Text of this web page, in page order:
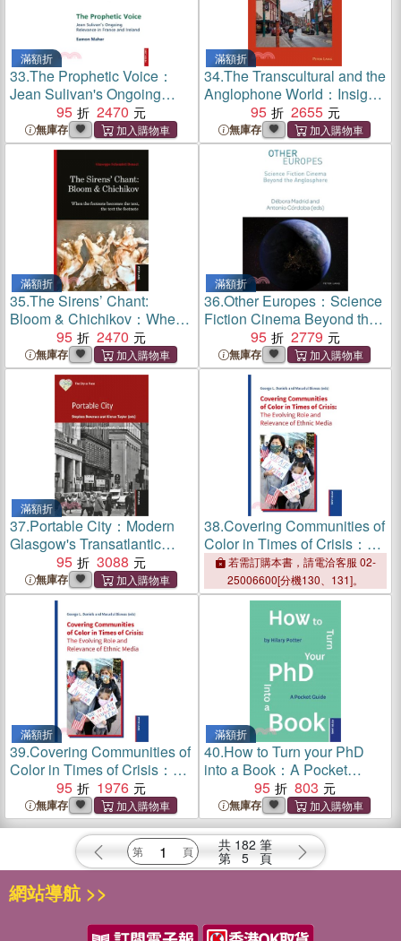
滿額折
33.The Prophetic Voice：
Jean Sulivan's Ongoing
Relevance in France and
Ireland
95 2470
無庫存
滿額折
34.The Transcultural and the
Anglophone World：Insights
from Contemporary Cultural
and Literary Studies
95 2655
無庫存
滿額折
35.The Sirens’ Chant:
Bloom & Chichikov：When
the footnote becomes the
text, the text the footnote
95 2470
無庫存
滿額折
36.Other Europes：Science
Fiction Cinema Beyond the
Anglosphere
95 2779
無庫存
滿額折
37.Portable City：Modern
Glasgow's Transatlantic
Connections
95 3088
無庫存
38.Covering Communities of
Color in Times of Crisis：
The Evolving Role and
Relevance of Ethnic Media
若需訂購本書，請電洽客服 02-
25006600[分機130、131]。
滿額折
39.Covering Communities of
Color in Times of Crisis：
The Evolving Role and
Relevance of Ethnic Media
95 1976
無庫存
滿額折
40.How to Turn your PhD
into a Book：A Pocket
95 803
無庫存
共 182 筆
第 5 頁
網站導航 >>